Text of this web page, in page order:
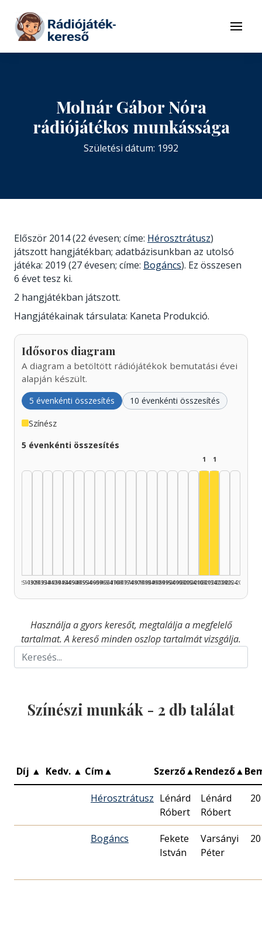
Tovább a tartalomhoz
Menü
Molnár Gábor Nóra
rádiójátékos munkássága
Születési dátum: 1992
Először 2014 (22 évesen; címe: Hérosztrátusz)
játszott hangjátékban; adatbázisunkban az utolsó
játéka: 2019 (27 évesen; címe: Bogáncs). Ez összesen
6 évet tesz ki.
2 hangjátékban játszott.
Hangjátékainak társulata: Kaneta Produkció.
Idősoros diagram
A diagram a betöltött rádiójátékok bemutatási évei
alapján készült.
5 évenkénti összesítés 10 évenkénti összesítés
Színész
5 évenkénti összesítés
1925–1929
1930–1934
1935–1939
1940–1944
1945–1949
1950–1954
1955–1959
1960–1964
1965–1969
1970–1974
1975–1979
1980–1984
1985–1989
1990–1994
1995–1999
2000–2004
2005–2009
1
2010–2014
1
2015–2019
2020–2024
2025–2026
Használja a gyors keresőt, megtalálja a megfelelő
tartalmat. A kereső minden oszlop tartalmát vizsgálja.
Színészi munkák - 2 db találat
Díj ▲ Kedv. ▲ Cím▲ Szerző▲Rendező▲
Hérosztrátusz Lénárd
Róbert
Lénárd
Róbert
Bogáncs
Fekete
István
Varsányi
Péter